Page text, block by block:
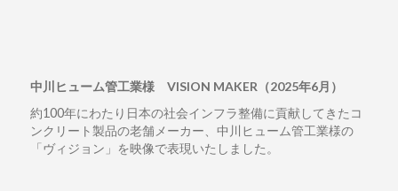
中川ヒューム管工業様 VISION MAKER（2025年6月）
約100年にわたり日本の社会インフラ整備に貢献してきたコ
ンクリート製品の老舗メーカー、中川ヒューム管工業様の
「ヴィジョン」を映像で表現いたしました。